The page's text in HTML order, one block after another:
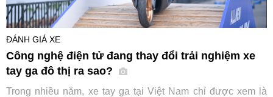
ĐÁNH GIÁ XE
Công nghệ điện tử đang thay đổi trải nghiệm xe
tay ga đô thị ra sao?
Trong nhiều năm, xe tay ga tại Việt Nam chỉ được xem là